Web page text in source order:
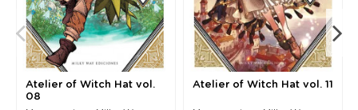
Atelier of Witch Hat vol.
08
Atelier of Witch Hat vol. 11